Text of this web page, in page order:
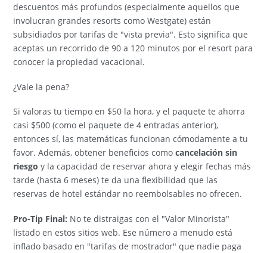
descuentos más profundos (especialmente aquellos que
involucran grandes resorts como Westgate) están
subsidiados por tarifas de "vista previa". Esto significa que
aceptas un recorrido de 90 a 120 minutos por el resort para
conocer la propiedad vacacional.
¿Vale la pena?
Si valoras tu tiempo en $50 la hora, y el paquete te ahorra
casi $500 (como el paquete de 4 entradas anterior),
entonces sí, las matemáticas funcionan cómodamente a tu
favor. Además, obtener beneficios comocancelación sin
riesgo y la capacidad de reservar ahora y elegir fechas más
tarde (hasta 6 meses) te da una flexibilidad que las
reservas de hotel estándar no reembolsables no ofrecen.
Pro-Tip Final: No te distraigas con el "Valor Minorista"
listado en estos sitios web. Ese número a menudo está
inflado basado en "tarifas de mostrador" que nadie paga